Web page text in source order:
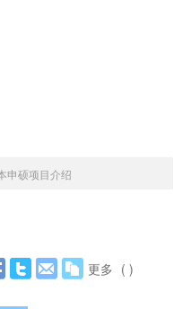
申硕项目介绍
更多 ( )